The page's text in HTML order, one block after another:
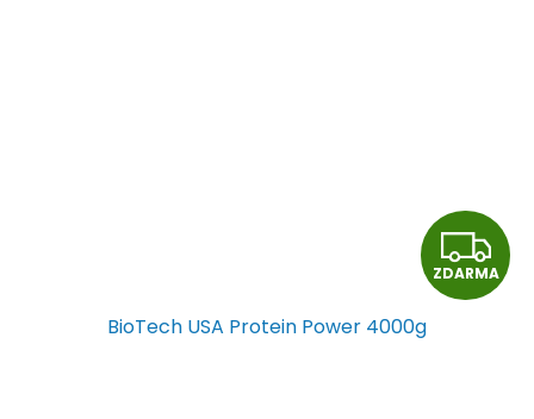
Z
D
ZDARMA
BioTech USA Protein Power 4000g